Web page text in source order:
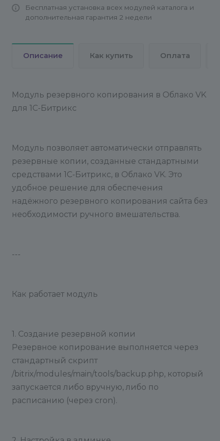
>> /dev/nullБолее подробно о настройке
резервного копирования из командной строки
Базовый" на официальном сайте 1С-Битрикс:
Резервное копирование из командной строки
будут автоматически отправляться в указанную
директорию в VK.
Бесплатная установка всех модулей каталога и
дополнительная гарантия 2 недели
Описание Как купить Оплата
Модуль резервного копирования в Облако VK
для 1С-Битрикс
Модуль позволяет автоматически отправлять
резервные копии, созданные стандартными
средствами 1С-Битрикс, в Облако VK. Это
удобное решение для обеспечения
надёжного резервного копирования сайта без
необходимости ручного вмешательства.
---
Как работает модуль
1. Создание резервной копии
Резервное копирование выполняется через
стандартный скрипт
/bitrix/modules/main/tools/backup.php, который
запускается либо вручную, либо по
расписанию (через cron).